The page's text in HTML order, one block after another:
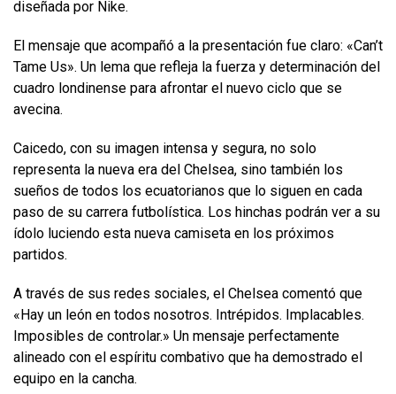
diseñada por Nike.
El mensaje que acompañó a la presentación fue claro: «Can’t
Tame Us». Un lema que refleja la fuerza y determinación del
cuadro londinense para afrontar el nuevo ciclo que se
avecina.
Caicedo, con su imagen intensa y segura, no solo
representa la nueva era del Chelsea, sino también los
sueños de todos los ecuatorianos que lo siguen en cada
paso de su carrera futbolística. Los hinchas podrán ver a su
ídolo luciendo esta nueva camiseta en los próximos
partidos.
A través de sus redes sociales, el Chelsea comentó que
«Hay un león en todos nosotros. Intrépidos. Implacables.
Imposibles de controlar.» Un mensaje perfectamente
alineado con el espíritu combativo que ha demostrado el
equipo en la cancha.